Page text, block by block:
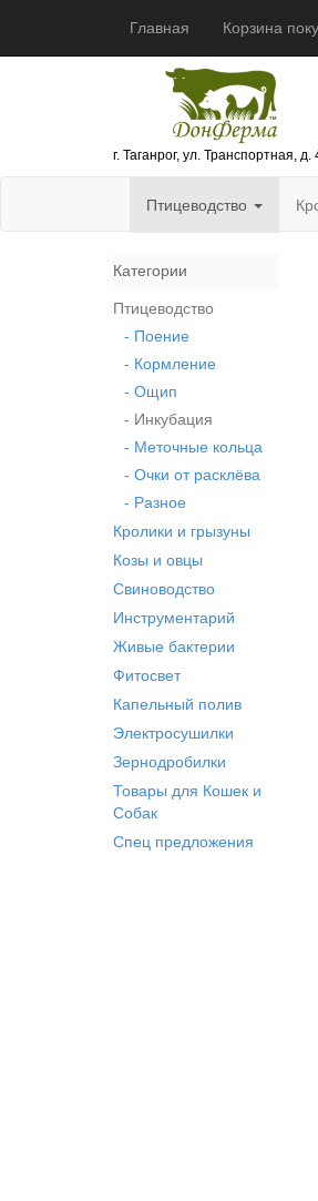
Главная Корзина
г. Таганрог, ул. Транспортная, д.
Птицеводство
Категории
Птицеводство
- Поение
- Кормление
- Ощип
- Инкубация
- Меточные кольца
- Очки от расклёва
- Разное
Кролики и грызуны
Козы и овцы
Свиноводство
Инструментарий
Живые бактерии
Фитосвет
Капельный полив
Электросушилки
Зернодробилки
Товары для Кошек и
Собак
Спец предложения